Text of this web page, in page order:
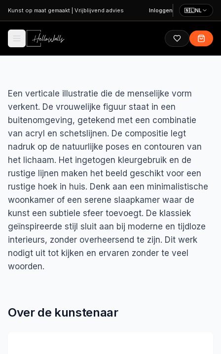
Ga naar hoofdinhoud
Kunst op maat gemaakt Vrijblijvend advies Inloggen 🇳🇱NL
Een verticale illustratie die de menselijke vorm
verkent. De vrouwelijke figuur staat in een
buitenomgeving, getekend met een combinatie
van acryl en schetslijnen. De compositie legt
nadruk op de natuurlijke poses en contouren van
het lichaam. Het ingetogen kleurgebruik en de
rustige lijnen maken het beeld geschikt voor een
rustige hoek in huis. Denk aan een minimalistische
woonkamer of een serene slaapkamer waar de
kunst een subtiele sfeer toevoegt. De klassiek
geïnspireerde stijl sluit aan bij moderne en tijdloze
interieurs, zonder overheersend te zijn. Dit werk
nodigt uit tot kijken en ervaren zonder te veel
woorden.
Over de kunstenaar